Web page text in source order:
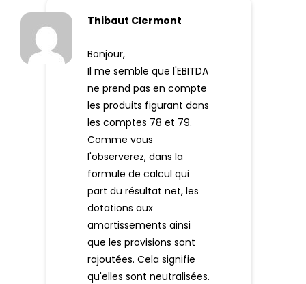
Thibaut Clermont
Bonjour,
Il me semble que l'EBITDA
ne prend pas en compte
les produits figurant dans
les comptes 78 et 79.
Comme vous
l'observerez, dans la
formule de calcul qui
part du résultat net, les
dotations aux
amortissements ainsi
que les provisions sont
rajoutées. Cela signifie
qu'elles sont neutralisées.